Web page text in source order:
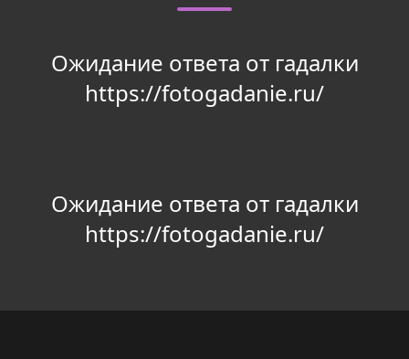
Ожидание ответа от гадалки
https://fotogadanie.ru/
Ожидание ответа от гадалки
https://fotogadanie.ru/